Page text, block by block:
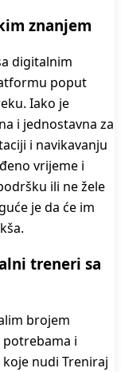
znanjem
digitalnim
poput
Iako je
i jednostavna za
i navikavanju
vrijeme i
ili ne žele
je da će im
treneri sa
brojem
i
nudi Treniraj